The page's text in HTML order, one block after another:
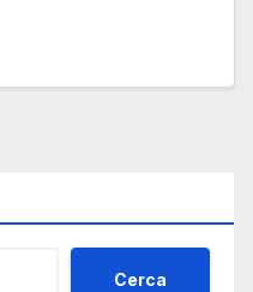
Cerca